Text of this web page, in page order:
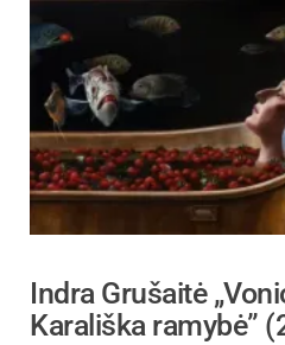
Indra Grušaitė
Karališka ramybė”